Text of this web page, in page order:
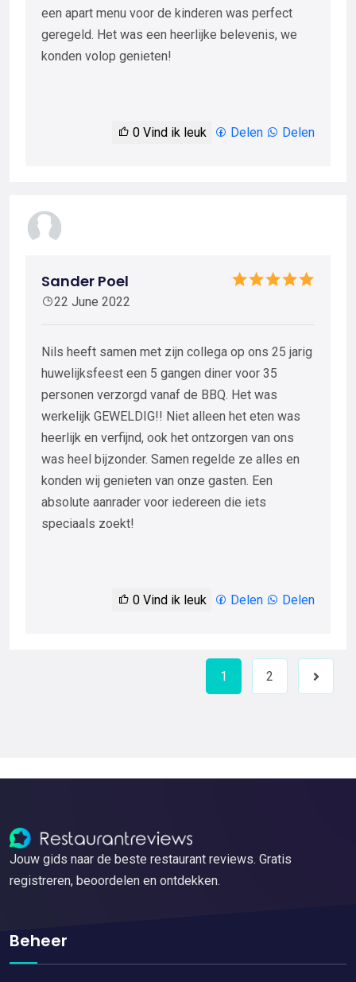
een apart menu voor de kinderen was perfect
geregeld. Het was een heerlijke belevenis, we
konden volop genieten!
0 Vind ik leuk Delen Delen
Sander Poel
22 June 2022
Nils heeft samen met zijn collega op ons 25 jarig
huwelijksfeest een 5 gangen diner voor 35
personen verzorgd vanaf de BBQ. Het was
werkelijk GEWELDIG!! Niet alleen het eten was
heerlijk en verfijnd, ook het ontzorgen van ons
was heel bijzonder. Samen regelde ze alles en
konden wij genieten van onze gasten. Een
absolute aanrader voor iedereen die iets
speciaals zoekt!
0 Vind ik leuk Delen Delen
1 2
Next
Jouw gids naar de beste restaurant reviews. Gratis
registreren, beoordelen en ontdekken.
Beheer